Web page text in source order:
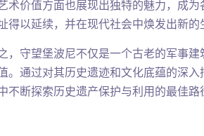
术价值方面也展现出独特的魅力，成
得以延续，并在现代社会中焕发出新的
，守望堡波尼不仅是一个古老的军事
。通过对其历史遗迹和文化底蕴的深
不断探索历史遗产保护与利用的最佳路